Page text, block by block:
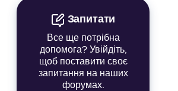
Запитати
Все ще потрібна
допомога? Увійдіть,
щоб поставити своє
запитання на наших
форумах.